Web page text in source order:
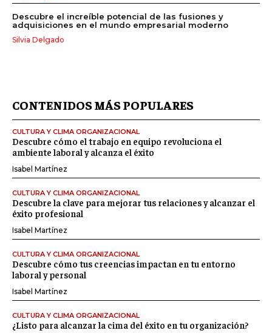
Descubre el increíble potencial de las fusiones y
adquisiciones en el mundo empresarial moderno
Silvia Delgado
CONTENIDOS MÁS POPULARES
CULTURA Y CLIMA ORGANIZACIONAL
Descubre cómo el trabajo en equipo revoluciona el
ambiente laboral y alcanza el éxito
Isabel Martínez
CULTURA Y CLIMA ORGANIZACIONAL
Descubre la clave para mejorar tus relaciones y alcanzar el
éxito profesional
Isabel Martínez
CULTURA Y CLIMA ORGANIZACIONAL
Descubre cómo tus creencias impactan en tu entorno
laboral y personal
Isabel Martínez
CULTURA Y CLIMA ORGANIZACIONAL
¿Listo para alcanzar la cima del éxito en tu organización?